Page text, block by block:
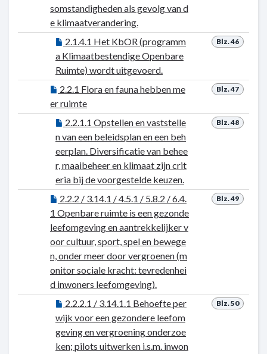
somstandigheden als gevolg van d
e klimaatverandering.
Blz. 46
2.1.4.1 Het KbOR (programm
a Klimaatbestendige Openbare
Ruimte) wordt uitgevoerd.
Blz. 47
2.2.1 Flora en fauna hebben me
er ruimte
Blz. 48
2.2.1.1 Opstellen en vaststelle
n van een beleidsplan en een beh
eerplan. Diversificatie van behee
r, maaibeheer en klimaat zijn crit
eria bij de voorgestelde keuzen.
Blz. 49
2.2.2 / 3.14.1 / 4.5.1 / 5.8.2 / 6.4.
1 Openbare ruimte is een gezonde
leefomgeving en aantrekkelijker v
oor cultuur, sport, spel en bewege
n, onder meer door vergroenen (m
onitor sociale kracht: tevredenhei
d inwoners leefomgeving).
Blz. 50
2.2.2.1 / 3.14.1.1 Behoefte per
wijk voor een gezondere leefom
geving en vergroening onderzoe
ken; pilots uitwerken i.s.m. inwon